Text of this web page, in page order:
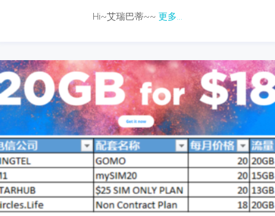
Hi~艾瑞巴蒂~~ 更多...